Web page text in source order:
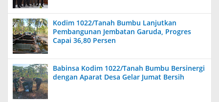
Kodim 1022/Tanah Bumbu Lanjutkan
Pembangunan Jembatan Garuda, Progres
Capai 36,80 Persen
Babinsa Kodim 1022/Tanah Bumbu Bersinergi
dengan Aparat Desa Gelar Jumat Bersih